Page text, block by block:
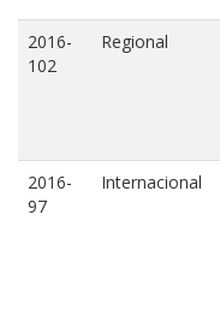
2016-
102
Regional
2016-
97
Internacional